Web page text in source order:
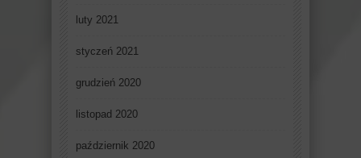
luty 2021
styczeń 2021
grudzień 2020
listopad 2020
październik 2020